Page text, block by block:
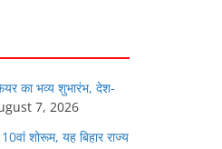
का भव्य शुभारंभ, देश-
7, 2026
शोरूम, यह बिहार राज्य